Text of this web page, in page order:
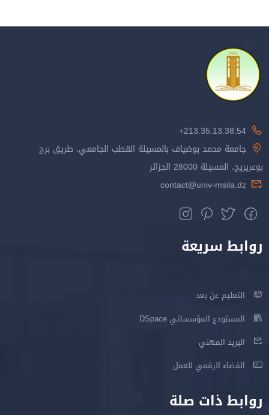
213.35.13.38.54+
جامعة محمد بوضياف بالمسيلة القطب الجامعي، طريق برج
بوعريريج، المسيلة 28000 الجزائر
contact@univ-msila.dz
روابط سريعة
التعليم عن بعد
المستودع المؤسساتي DSpace
البريد المهني
الفضاء الرقمي للعمل
روابط ذات صلة